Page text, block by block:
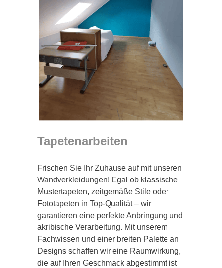
Tapetenarbeiten
Frischen Sie Ihr Zuhause auf mit unseren
Wandverkleidungen! Egal ob klassische
Mustertapeten, zeitgemäße Stile oder
Fototapeten in Top-Qualität – wir
garantieren eine perfekte Anbringung und
akribische Verarbeitung. Mit unserem
Fachwissen und einer breiten Palette an
Designs schaffen wir eine Raumwirkung,
die auf Ihren Geschmack abgestimmt ist